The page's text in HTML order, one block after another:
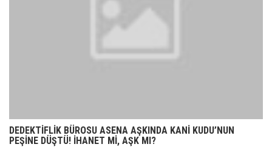
DEDEKTİFLİK BÜROSU ASENA AŞKINDA KANİ KUDU’NUN
PEŞİNE DÜŞTÜ! İHANET Mİ, AŞK MI?